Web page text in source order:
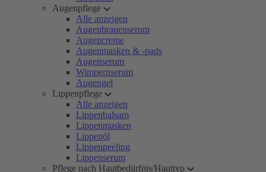
Augenpflege
Alle anzeigen
Augenbrauenserum
Augencreme
Augenmasken & -pads
Augenserum
Wimpernserum
Augengel
Lippenpflege
Alle anzeigen
Lippenbalsam
Lippenmasken
Lippenöl
Lippenpeeling
Lippenserum
Pflege nach Hautbedürfnis/Hauttyp